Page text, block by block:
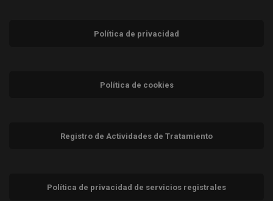
Política de privacidad
Política de cookies
Registro de Actividades de Tratamiento
Política de privacidad de servicios registrales